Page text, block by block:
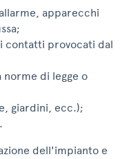
apparecchi
contatti provocati dal
di legge o
giardini, ecc.);
dell'impianto e